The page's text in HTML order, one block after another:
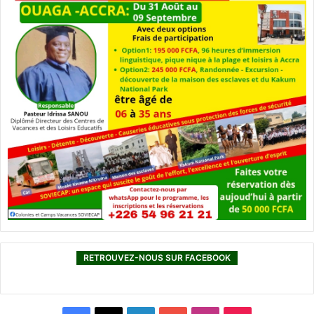
RETROUVEZ-NOUS SUR FACEBOOK